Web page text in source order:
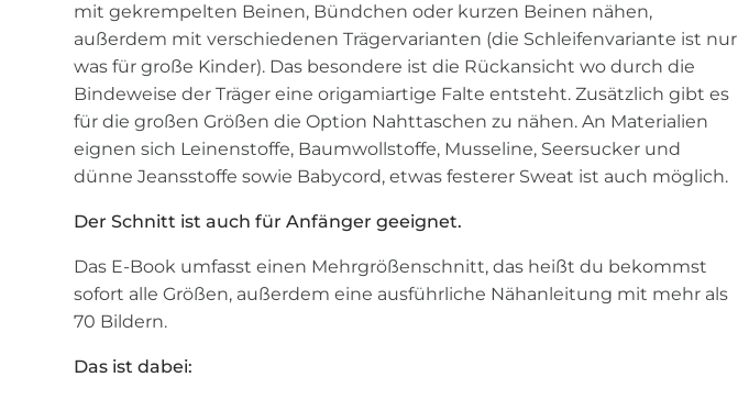
mit gekrempelten Beinen, Bündchen oder kurzen Beinen nähen,
außerdem mit verschiedenen Trägervarianten (die Schleifenvariante ist nur
was für große Kinder). Das besondere ist die Rückansicht wo durch die
Bindeweise der Träger eine origamiartige Falte entsteht. Zusätzlich gibt es
für die großen Größen die Option Nahttaschen zu nähen. An Materialien
eignen sich Leinenstoffe, Baumwollstoffe, Musseline, Seersucker und
dünne Jeansstoffe sowie Babycord, etwas festerer Sweat ist auch möglich.
Der Schnitt ist auch für Anfänger geeignet.
Das E-Book umfasst einen Mehrgrößenschnitt, das heißt du bekommst
sofort alle Größen, außerdem eine ausführliche Nähanleitung mit mehr als
70 Bildern.
Das ist dabei: